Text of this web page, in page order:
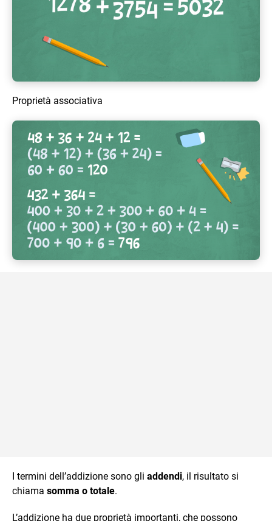
Proprietà associativa
I termini dell’addizione sono gli addendi, il risultato si
chiama somma o totale.
L’addizione ha due proprietà importanti, che possono